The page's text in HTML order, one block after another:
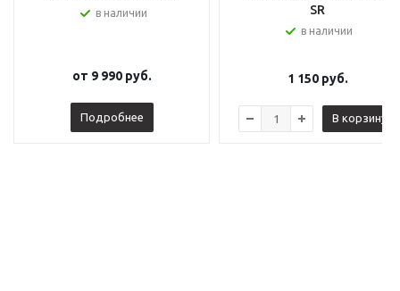
в наличии
от 9 990 руб.
Подробнее
SR
в наличии
1 150руб.
В корзину